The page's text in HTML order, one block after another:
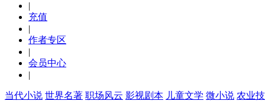
|
充值
|
作者专区
|
会员中心
|
当代小说 世界名著 职场风云 影视剧本 儿童文学 微小说 农业